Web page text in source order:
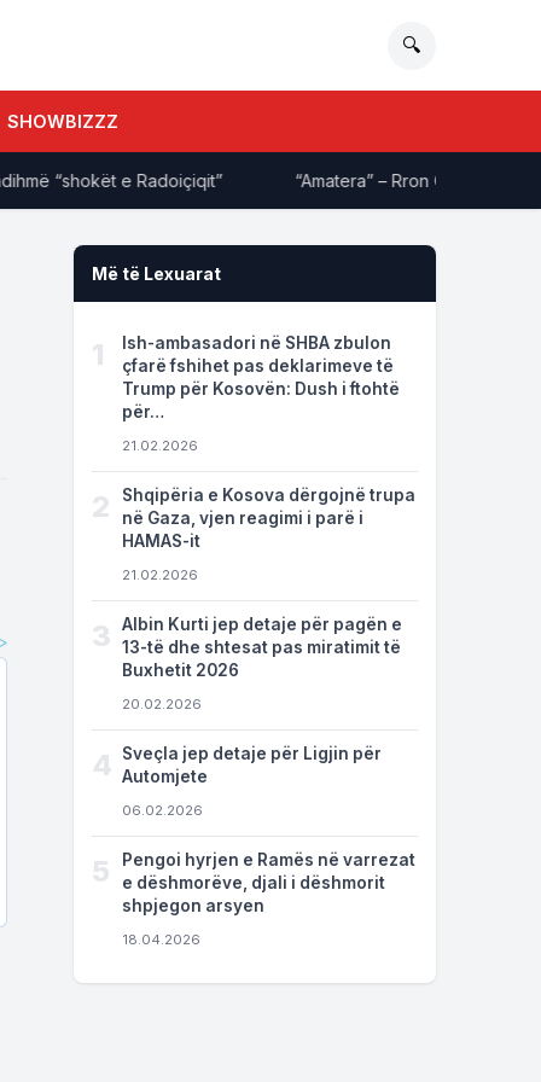
🔍
SHOWBIZZZ
“shokët e Radoiçiqit” “Amatera” – Rron Gjinovci
Më të Lexuarat
1
Ish-ambasadori në SHBA zbulon
çfarë fshihet pas deklarimeve të
Trump për Kosovën: Dush i ftohtë
për…
21.02.2026
2
Shqipëria e Kosova dërgojnë trupa
në Gaza, vjen reagimi i parë i
HAMAS-it
21.02.2026
3
Albin Kurti jep detaje për pagën e
13-të dhe shtesat pas miratimit të
Buxhetit 2026
20.02.2026
4
Sveçla jep detaje për Ligjin për
Automjete
06.02.2026
5
Pengoi hyrjen e Ramës në varrezat
e dëshmorëve, djali i dëshmorit
shpjegon arsyen
18.04.2026